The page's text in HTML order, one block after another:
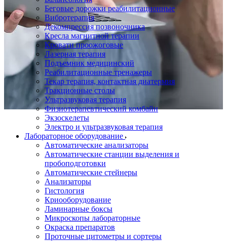
Беговые дорожки реабилитационные
Вибротерапия
Декомпрессия позвоночника
Кресла магнитной терапии
Кровати проожоговые
Лазерная терапия
Подъемник медицинский
Реабилитационные тренажеры
Текар терапия, контактная диатермия
Тракционные столы
Ультразвуковая терапия
Физиотерапевтический комбайн
Экзоскелеты
Электро и ультразвуковая терапия
Лабораторное оборудование
Автоматические анализаторы
Автоматические станции выделения и
пробоподготовки
Автоматические стейнеры
Анализаторы
Гистология
Криооборудование
Ламинарные боксы
Микроскопы лабораторные
Окраска препаратов
Проточные цитометры и сортеры